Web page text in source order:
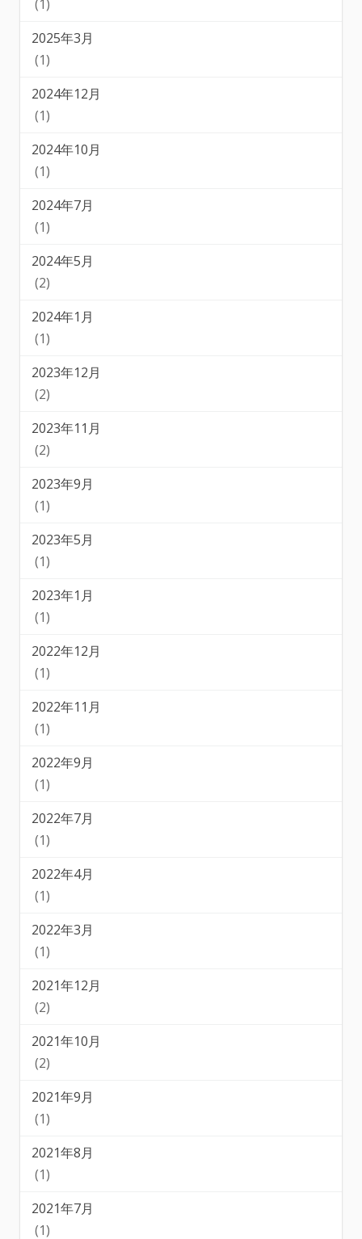
(1)
2025年3月
(1)
2024年12月
(1)
2024年10月
(1)
2024年7月
(1)
2024年5月
(2)
2024年1月
(1)
2023年12月
(2)
2023年11月
(2)
2023年9月
(1)
2023年5月
(1)
2023年1月
(1)
2022年12月
(1)
2022年11月
(1)
2022年9月
(1)
2022年7月
(1)
2022年4月
(1)
2022年3月
(1)
2021年12月
(2)
2021年10月
(2)
2021年9月
(1)
2021年8月
(1)
2021年7月
(1)